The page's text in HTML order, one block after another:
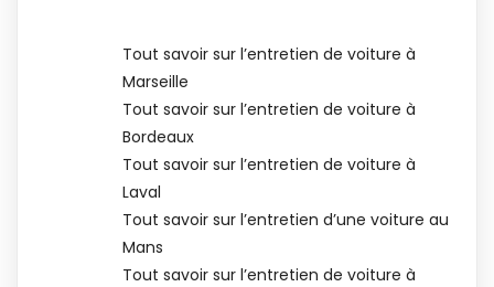
Tout savoir sur l’entretien de voiture à
Marseille
Tout savoir sur l’entretien de voiture à
Bordeaux
Tout savoir sur l’entretien de voiture à
Laval
Tout savoir sur l’entretien d’une voiture au
Mans
Tout savoir sur l’entretien de voiture à